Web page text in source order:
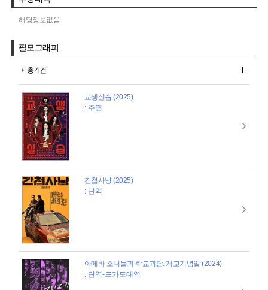
해당정보없음
필모그래피
총 4건
교생실습 (2025)
: 주연
간첩사냥 (2025)
: 단역
아메바 소녀들과 학교괴담: 개교기념일 (2024)
: 단역-드가도대역